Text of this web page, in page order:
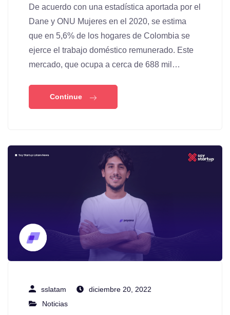
De acuerdo con una estadística aportada por el
Dane y ONU Mujeres en el 2020, se estima
que en 5,6% de los hogares de Colombia se
ejerce el trabajo doméstico remunerado. Este
mercado, que ocupa a cerca de 688 mil…
Continue
sslatam
diciembre 20, 2022
Noticias